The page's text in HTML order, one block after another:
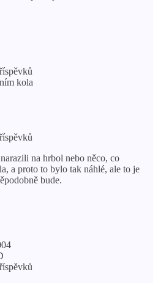
kola
na hrbol nebo něco, co
a proto to bylo tak náhlé, ale to je
bude.